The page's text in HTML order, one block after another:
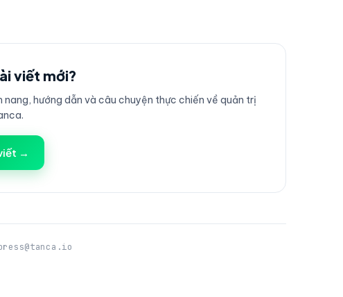
viết mới?
nang, hướng dẫn và câu chuyện thực chiến về quản trị
→